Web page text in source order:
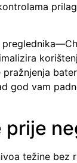
pražnjenja
god vam
prije
težine